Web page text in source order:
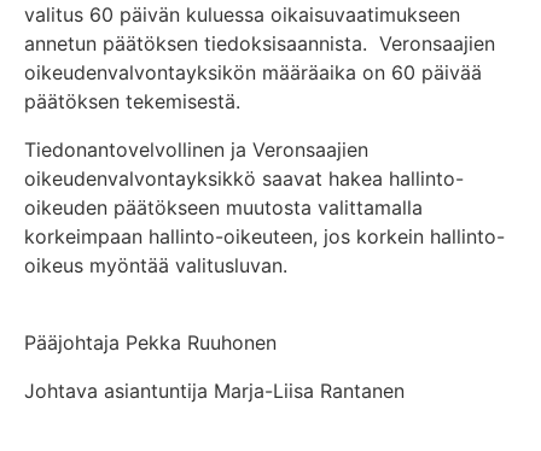
valitus 60 päivän kuluessa oikaisuvaatimukseen
annetun päätöksen tiedoksisaannista. Veronsaajien
oikeudenvalvontayksikön määräaika on 60 päivää
päätöksen tekemisestä.
Tiedonantovelvollinen ja Veronsaajien
oikeudenvalvontayksikkö saavat hakea hallinto-
oikeuden päätökseen muutosta valittamalla
korkeimpaan hallinto-oikeuteen, jos korkein hallinto-
oikeus myöntää valitusluvan.
Pääjohtaja Pekka Ruuhonen
Johtava asiantuntija Marja-Liisa Rantanen